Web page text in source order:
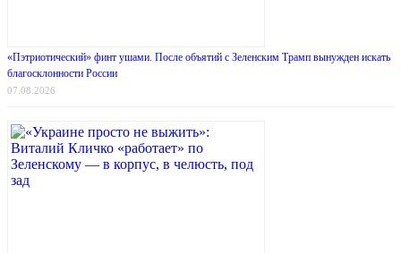
«Пэтриотический» финт ушами. После объятий с Зеленским Трамп вынужден искать
благосклонности России
07.08.2026